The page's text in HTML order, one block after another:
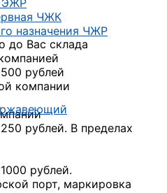
ЭЖР
ЧЖК
назначения ЧЖР
до Вас склада
рублей
компании
рублей. В пределах
рублей.
порт, маркировка